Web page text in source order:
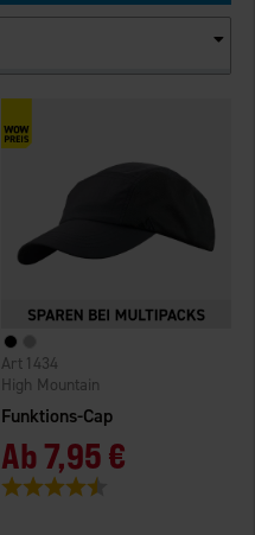
Funktions-Cap
High Mountain
1434
Ab7,95 €
Bewertung: